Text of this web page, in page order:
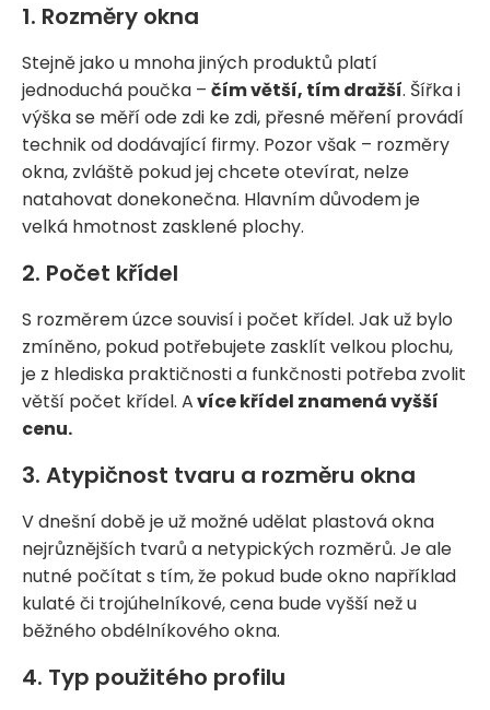
1. Rozměry okna
Stejně jako u mnoha jiných produktů platí
jednoduchá poučka – čím větší, tím dražší. Šířka i
výška se měří ode zdi ke zdi, přesné měření provádí
technik od dodávající firmy. Pozor však – rozměry
okna, zvláště pokud jej chcete otevírat, nelze
natahovat donekonečna. Hlavním důvodem je
velká hmotnost zasklené plochy.
2. Počet křídel
S rozměrem úzce souvisí i počet křídel. Jak už bylo
zmíněno, pokud potřebujete zasklít velkou plochu,
je z hlediska praktičnosti a funkčnosti potřeba zvolit
větší počet křídel. Avíce křídel znamená vyšší
cenu.
3. Atypičnost tvaru a rozměru okna
V dnešní době je už možné udělat plastová okna
nejrůznějších tvarů a netypických rozměrů. Je ale
nutné počítat s tím, že pokud bude okno například
kulaté či trojúhelníkové, cena bude vyšší než u
běžného obdélníkového okna.
4. Typ použitého profilu